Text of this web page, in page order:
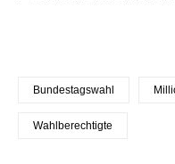
Bundestagswahl
Wahlberechtigte